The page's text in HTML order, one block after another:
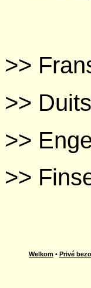
>>
>>
>>
>>
Welkom • Privé